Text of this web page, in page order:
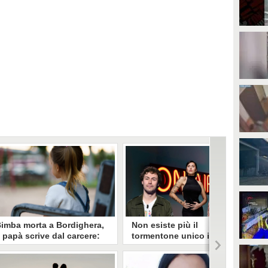
morta a Bordighera,
papà scrive dal carcere:
è stato tolto tutto,
Non esiste più il
tormentone unico in radio,
ma la Top 10 resta chiusa:
solo 29 brani in 3 mesi